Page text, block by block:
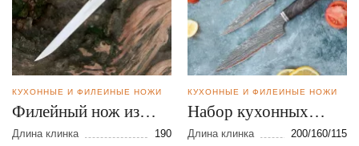
КУХОННЫЕ И ФИЛЕЙНЫЕ НОЖИ
Филейный нож из
стали 110Х18
Длина клинка
190
КУХОННЫЕ И ФИЛЕЙНЫЕ НОЖИ
Набор кухонных
ножей из
Длина клинка
200/160/115